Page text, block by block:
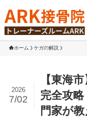
ホーム ケガの解説
【東海
完全攻
門家が
2026
7/02